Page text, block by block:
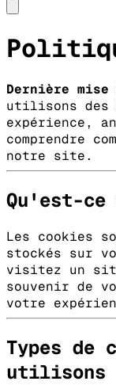
Dernière
utilisons des
expérience,
comprendre
notre site.
Qu'est-
Les cookies
stockés sur
visitez un
souvenir de
votre
Types de
utilisons